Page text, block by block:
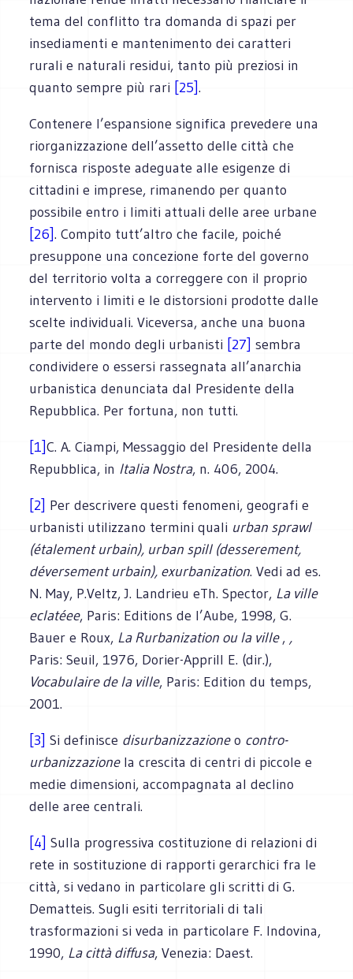
tema del conflitto tra domanda di spazi per
insediamenti e mantenimento dei caratteri
rurali e naturali residui, tanto più preziosi in
quanto sempre più rari [25].
Contenere l’espansione significa prevedere una
riorganizzazione dell’assetto delle città che
fornisca risposte adeguate alle esigenze di
cittadini e imprese, rimanendo per quanto
possibile entro i limiti attuali delle aree urbane
[26]. Compito tutt’altro che facile, poiché
presuppone una concezione forte del governo
del territorio volta a correggere con il proprio
intervento i limiti e le distorsioni prodotte dalle
scelte individuali. Viceversa, anche una buona
parte del mondo degli urbanisti [27] sembra
condividere o essersi rassegnata all’anarchia
urbanistica denunciata dal Presidente della
Repubblica. Per fortuna, non tutti.
[1]C. A. Ciampi, Messaggio del Presidente della
Repubblica, in Italia Nostra, n. 406, 2004.
[2] Per descrivere questi fenomeni, geografi e
urbanisti utilizzano termini quali urban sprawl
(étalement urbain), urban spill (desserement,
déversement urbain), exurbanization. Vedi ad es.
N. May, P.Veltz, J. Landrieu eTh. Spector, La ville
eclatéee, Paris: Editions de l’Aube, 1998, G.
Bauer e Roux, La Rurbanization ou la ville, ,
Paris: Seuil, 1976, Dorier-Apprill E. (dir.),
Vocabulaire de la ville, Paris: Edition du temps,
2001.
[3] Si definisce disurbanizzazioneo contro-
urbanizzazionela crescita di centri di piccole e
medie dimensioni, accompagnata al declino
delle aree centrali.
[4] Sulla progressiva costituzione di relazioni di
rete in sostituzione di rapporti gerarchici fra le
città, si vedano in particolare gli scritti di G.
Dematteis. Sugli esiti territoriali di tali
trasformazioni si veda in particolare F. Indovina,
1990, La città diffusa, Venezia: Daest.